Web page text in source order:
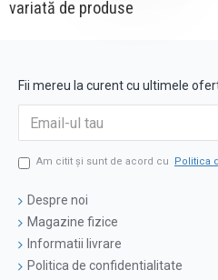
variată de produse
Fii mereu la curent cu ultimele
Am citit şi sunt de acord cu Politica
Despre noi
Magazine fizice
Informatii livrare
Politica de confidentialitate